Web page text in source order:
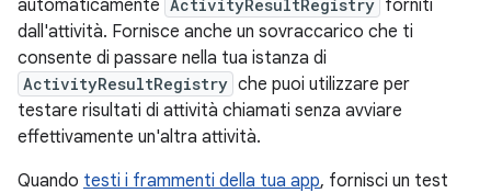
automaticamente ActivityResultRegistry forniti
dall'attività. Fornisce anche un sovraccarico che ti
consente di passare nella tua istanza di
ActivityResultRegistry che puoi utilizzare per
testare risultati di attività chiamati senza avviare
effettivamente un'altra attività.
Quando testi i frammenti della tua app, fornisci un test